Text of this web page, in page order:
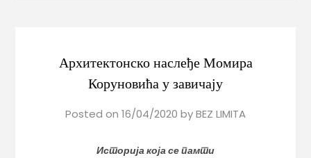
Архитектонско наслеђе Момира
Коруновића у завичају
Posted on 16/04/2020 byBEZ LIMITA
Историја која се памти